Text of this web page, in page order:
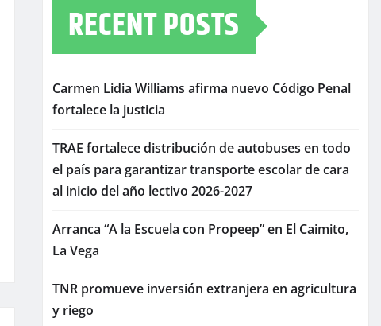
RECENT POSTS
Carmen Lidia Williams afirma nuevo Código Penal
fortalece la justicia
TRAE fortalece distribución de autobuses en todo
el país para garantizar transporte escolar de cara
al inicio del año lectivo 2026-2027
Arranca “A la Escuela con Propeep” en El Caimito,
La Vega
TNR promueve inversión extranjera en agricultura
y riego